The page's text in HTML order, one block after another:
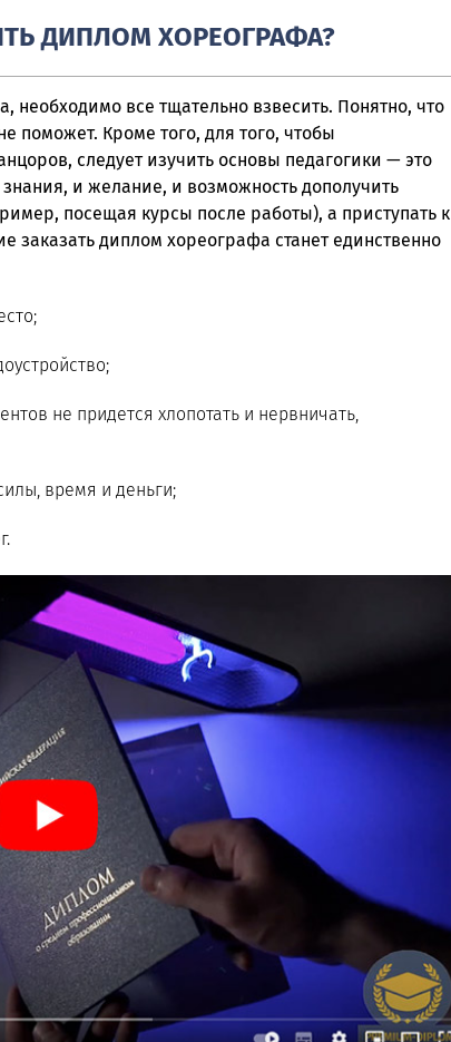
ДИПЛОМ ХОРЕОГРАФА?
, необходимо все тщательно взвесить. Понятно, что
поможет. Кроме того, для того, чтобы
следует изучить основы педагогики — это
и желание, и возможность дополучить
посещая курсы после работы), а приступать к
диплом хореографа станет единственно
не придется хлопотать и нервничать,
время и деньги;